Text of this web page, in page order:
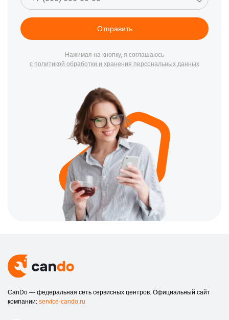
Отправить
Нажимая на кнопку, я соглашаюсь
с политикой обработки и хранения персональных данных
CanDo — федеральная сеть сервисных центров. Официальный сайт
компании: service-cando.ru